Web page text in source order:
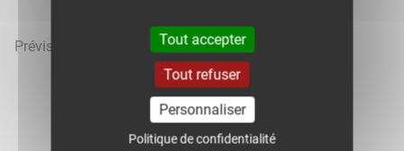
Prévisions météo mises à jour le 6 août 2026 à 15h
Voir la météo heure par heure
Tout accepter
Tout refuser
Personnaliser
Politique de confidentialité